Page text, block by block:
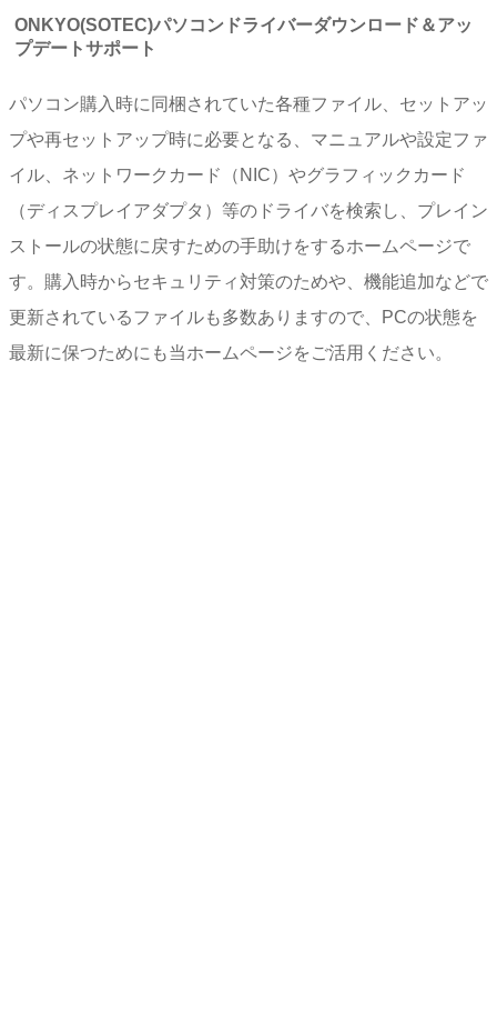
ONKYO(SOTEC)パソコンドライバーダウンロード＆アッ
プデートサポート
パソコン購入時に同梱されていた各種ファイル、セットアッ
プや再セットアップ時に必要となる、マニュアルや設定ファ
イル、ネットワークカード（NIC）やグラフィックカード
（ディスプレイアダプタ）等のドライバを検索し、プレイン
ストールの状態に戻すための手助けをするホームページで
す。購入時からセキュリティ対策のためや、機能追加などで
更新されているファイルも多数ありますので、PCの状態を
最新に保つためにも当ホームページをご活用ください。